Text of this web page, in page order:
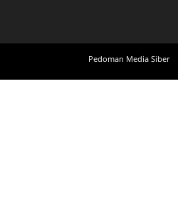
Pedoman Media Siber